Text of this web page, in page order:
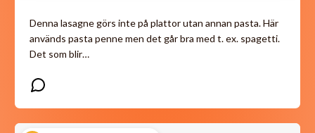
Denna lasagne görs inte på plattor utan annan pasta. Här
används pasta penne men det går bra med t. ex. spagetti.
Det som blir…